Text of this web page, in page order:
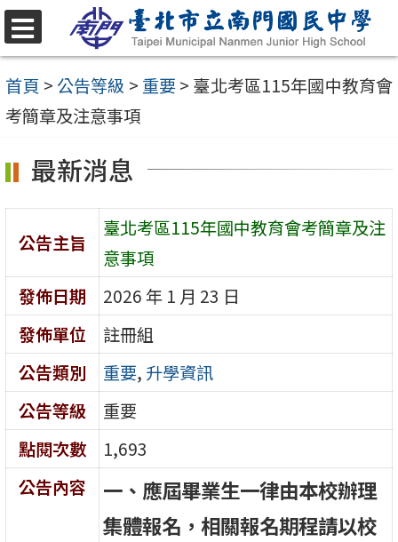
跳
至
主
要
容
選
單
首頁 > 公告等級 > 重要> 臺北考區115年國中教育會
考簡章及注意事項
最新消息
公告主旨
臺北考區115年國中教育會考簡章及注
意事項
發佈日期
2026 年 1 月 23 日
發佈單位
註冊組
公告類別
重要, 升學資訊
公告等級
重要
點閱次數
1,693
公告內容
一、應屆畢業生一律由本校辦理
集體報名，相關報名期程請以校